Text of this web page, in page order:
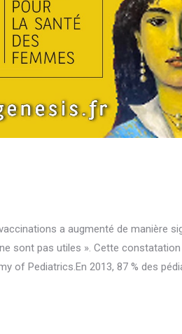
a augmenté de manière
sont pas utiles ». Cette
of Pediatrics.En 2013, 87 % des